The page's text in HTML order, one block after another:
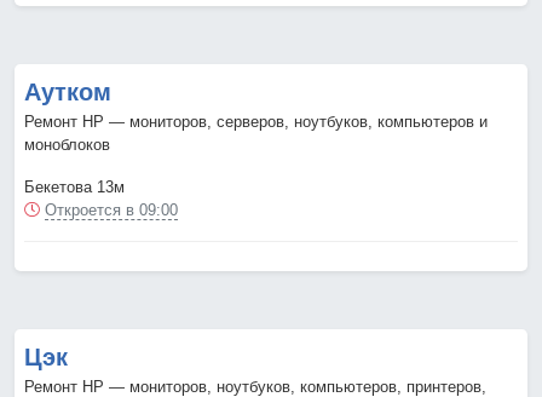
Аутком
Ремонт HP — мониторов, серверов, ноутбуков, компьютеров и
моноблоков
Бекетова 13м
Откроется в 09:00
Цэк
Ремонт HP — мониторов, ноутбуков, компьютеров, принтеров,